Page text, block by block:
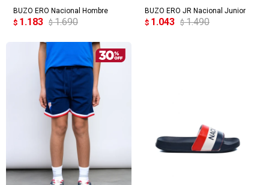
BUZO ERO Nacional Hombre
$ 1.183 $ 1.690
BUZO ERO JR Nacional Junior
$ 1.043 $ 1.490